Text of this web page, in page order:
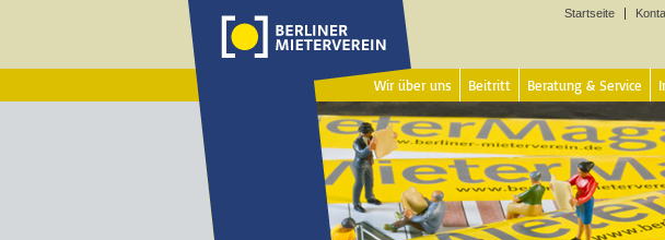
Startseite
Wir über uns Beitritt Beratung & Service